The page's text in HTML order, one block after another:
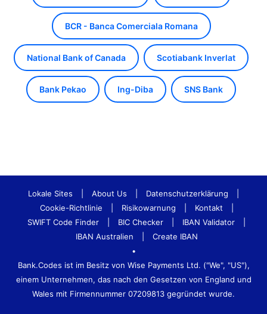
BCR - Banca Comerciala Romana
National Bank of Canada Scotiabank Inverlat
Bank Pekao Ing-Diba SNS Bank
Lokale Sites About Us Datenschutzerklärung
Cookie-Richtlinie
Risikowarnung Kontakt
SWIFT Code Finder
BIC Checker IBAN Validator
IBAN Australien
Create IBAN
•
Bank.Codes ist im Besitz von Wise Payments Ltd. ("We", "US"),
einem Unternehmen, das nach den Gesetzen von England und
Wales mit Firmennummer 07209813 gegründet wurde.